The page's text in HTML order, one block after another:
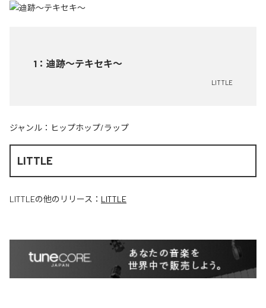
1 ： 迪跡〜テキセキ〜
LITTLE
ジャンル： ヒップホップ/ラップ
LITTLE
LITTLEの他のリリース： LITTLE